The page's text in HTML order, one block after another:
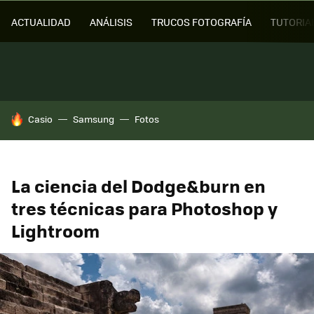
ACTUALIDAD ANÁLISIS TRUCOS FOTOGRAFÍA
HOY SE HABLA DE
Casio Samsung Fotos
La ciencia del Dodge&burn en
tres técnicas para Photoshop y
Lightroom